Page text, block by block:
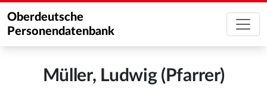
Oberdeutsche
Personendatenbank
Müller, Ludwig (Pfarrer)